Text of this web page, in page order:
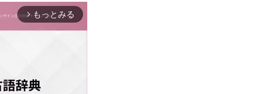
arrow_forward_ios もっとみる